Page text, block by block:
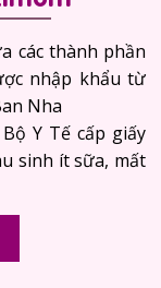
các thành phần
nhập khẩu từ
Nha
Y Tế cấp giấy
sinh ít sữa, mất